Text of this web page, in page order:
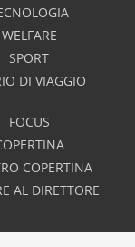
WELFARE
SPORT
DI VIAGGIO
FOCUS
COPERTINA
AL DIRETTORE